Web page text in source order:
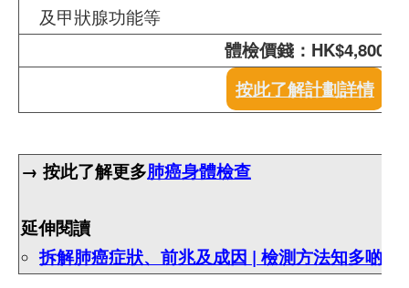
及甲狀腺功能等
體檢價錢：HK$4,800
按此了解計劃詳情
→ 按此了解更多肺癌身體檢查
延伸閱讀
拆解肺癌症狀、前兆及成因 | 檢測方法知多啲